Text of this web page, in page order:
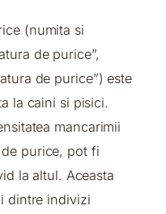
(numita si
de purice”,
de purice”) este
la caini si pisici.
mancarimii
purice, pot fi
la altul. Aceasta
dintre indivizi